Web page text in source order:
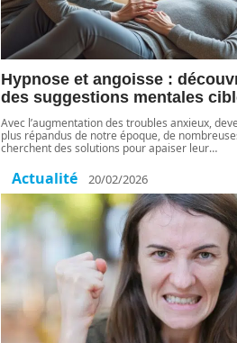
Hypnose et angoisse :
des suggestions mentales
Avec l’augmentation des troubles anxieux,
plus répandus de notre époque, de
cherchent des solutions pour apaiser leur…
Actualité 20/02/2026